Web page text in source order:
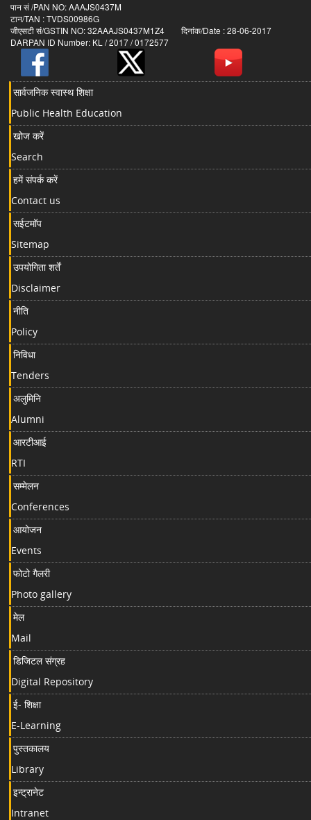
पान सं /PAN NO: AAAJS0437M
टान/TAN : TVDS00986G
जीएसटी सं/GSTIN NO: 32AAAJS0437M1Z4 दिनांक/Date : 28-06-2017
DARPAN ID Number: KL / 2017 / 0172577
सार्वजनिक स्वास्थ शिक्षा
Public Health Education
खोज करें
Search
हमें संपर्क करें
Contact us
सईटमॉप
Sitemap
उपयोगिता शर्तें
Disclaimer
नीति
Policy
निविधा
Tenders
अलुमिनि
Alumni
आरटीआई
RTI
सम्मेलन
Conferences
आयोजन
Events
फोटो गैलरी
Photo gallery
मेल
Mail
डिजिटल संग्रह
Digital Repository
ई- शिक्षा
E-Learning
पुस्तकालय
Library
इन्ट्रानेट
Intranet